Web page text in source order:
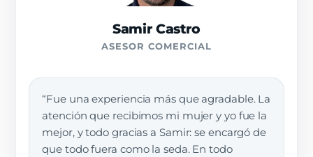
Samir Castro
ASESOR COMERCIAL
“Fue una experiencia más que agradable. La
atención que recibimos mi mujer y yo fue la
mejor, y todo gracias a Samir: se encargó de
que todo fuera como la seda. En todo